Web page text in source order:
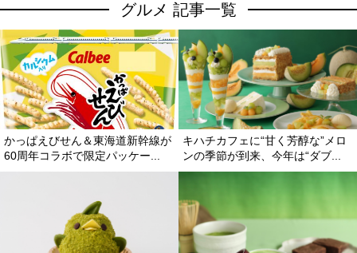
グルメ 記事一覧
かっぱえびせん＆東海道新幹線が
60周年コラボで限定パッケー...
キハチカフェに“甘く芳醇な”メロ
ンの季節が到来、今年は“ダブ...